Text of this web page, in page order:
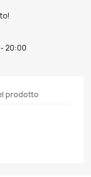
20:00
prodotto